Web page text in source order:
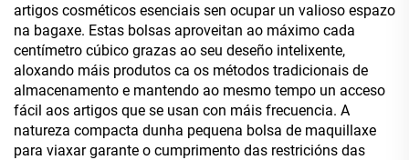
artigos cosméticos esenciais sen ocupar un valioso espazo
na bagaxe. Estas bolsas aproveitan ao máximo cada
centímetro cúbico grazas ao seu deseño intelixente,
aloxando máis produtos ca os métodos tradicionais de
almacenamento e mantendo ao mesmo tempo un acceso
fácil aos artigos que se usan con máis frecuencia. A
natureza compacta dunha pequena bolsa de maquillaxe
para viaxar garante o cumprimento das restricións das